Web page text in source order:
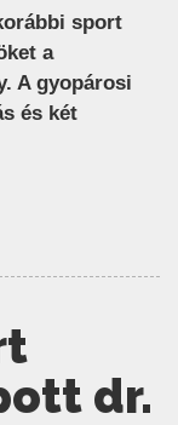
sport
a
A gyopárosi
és két
dr.